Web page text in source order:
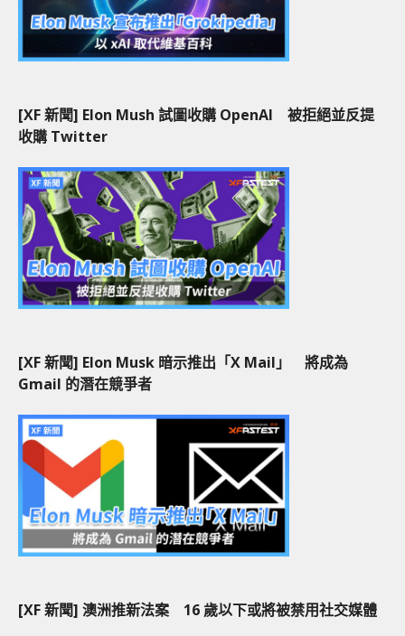
[XF 新聞] Elon Mush 試圖收購 OpenAI 被拒絕並反提
收購 Twitter
[XF 新聞] Elon Musk 暗示推出「X Mail」 將成為
Gmail 的潛在競爭者
[XF 新聞] 澳洲推新法案 16 歲以下或將被禁用社交媒體